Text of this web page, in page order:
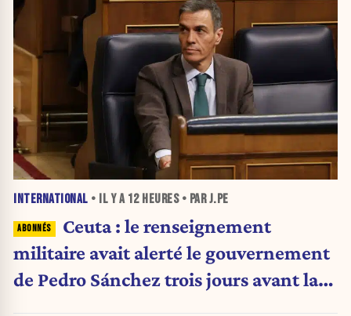
INTERNATIONAL • IL Y A 12 HEURES• PAR J.PE
Ceuta : le renseignement
militaire avait alerté le gouvernement
de Pedro Sánchez trois jours avant la